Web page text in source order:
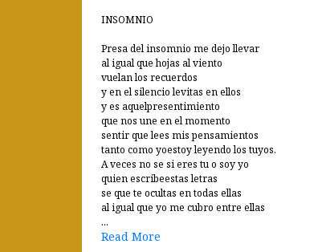
INSOMNIO
Presa del insomnio me dejo llevar
al igual que hojas al viento
vuelan los recuerdos
y en el silencio levitas en ellos
y es aquelpresentimiento
que nos une en el momento
sentir que lees mis pensamientos
tanto como yoestoy leyendo los tuyos.
A veces no se si eres tu o soy yo
quien escribeestas letras
se que te ocultas en todas ellas
al igual que yo me cubro entre ellas
...
Read More